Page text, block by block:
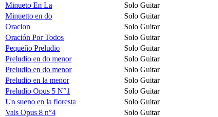
Minueto En La
Solo Guitar
Minuetto en do
Solo Guitar
Oracion
Solo Guitar
Oración Por Todos
Solo Guitar
Pequeño Preludio
Solo Guitar
Preludio en do menor
Solo Guitar
Preludio en do menor
Solo Guitar
Preludio en la menor
Solo Guitar
Preludio Opus 5 N°1
Solo Guitar
Un sueno en la floresta
Solo Guitar
Vals Opus 8 n°4
Solo Guitar